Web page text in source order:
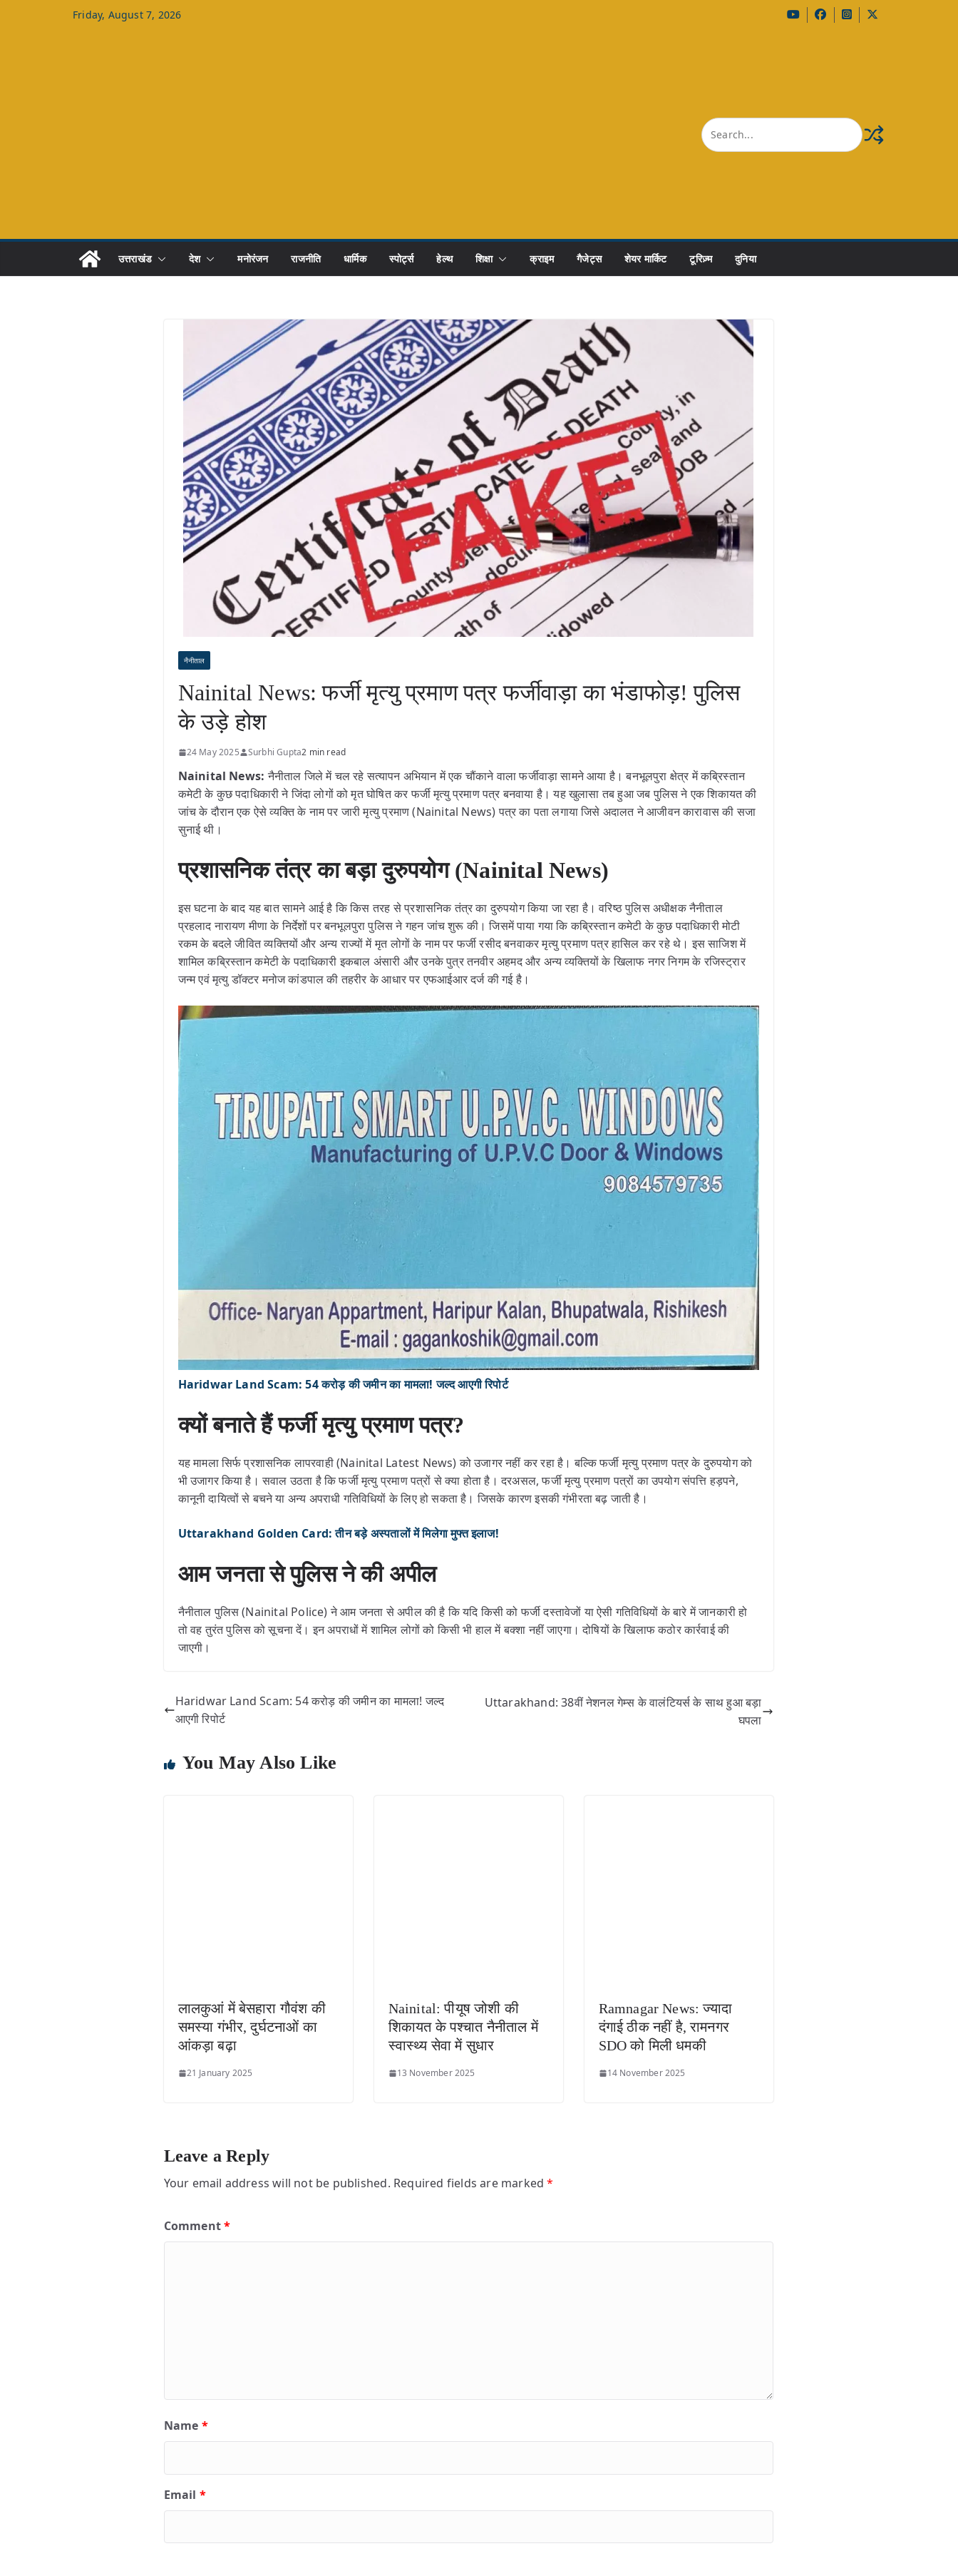
Friday, August 7, 2026
उत्तराखंड देश मनोरंजन राजनीति धार्मिक स्पोर्ट्स हेल्थ शिक्षा क्राइम गैजेट्स शेयर मार्किट टूरिज़्म दुनिया
नैनीताल
Nainital News: फर्जी मृत्यु प्रमाण पत्र फर्जीवाड़ा का भंडाफोड़! पुलिस
के उड़े होश
24 May 2025 Surbhi Gupta2 min read
Nainital News:नैनीताल जिले में चल रहे सत्यापन अभियान में एक चौंकाने वाला फर्जीवाड़ा सामने आया है। बनभूलपुरा क्षेत्र में कब्रिस्तान
कमेटी के कुछ पदाधिकारी ने जिंदा लोगों को मृत घोषित कर फर्जी मृत्यु प्रमाण पत्र बनवाया है। यह खुलासा तब हुआ जब पुलिस ने एक शिकायत की
जांच के दौरान एक ऐसे व्यक्ति के नाम पर जारी मृत्यु प्रमाण (Nainital News) पत्र का पता लगाया जिसे अदालत ने आजीवन कारावास की सजा
सुनाई थी।
प्रशासनिक तंत्र का बड़ा दुरुपयोग (Nainital News)
इस घटना के बाद यह बात सामने आई है कि किस तरह से प्रशासनिक तंत्र का दुरुपयोग किया जा रहा है। वरिष्ठ पुलिस अधीक्षक नैनीताल
प्रहलाद नारायण मीणा के निर्देशों पर बनभूलपुरा पुलिस ने गहन जांच शुरू की। जिसमें पाया गया कि कब्रिस्तान कमेटी के कुछ पदाधिकारी मोटी
रकम के बदले जीवित व्यक्तियों और अन्य राज्यों में मृत लोगों के नाम पर फर्जी रसीद बनवाकर मृत्यु प्रमाण पत्र हासिल कर रहे थे। इस साजिश में
शामिल कब्रिस्तान कमेटी के पदाधिकारी इकबाल अंसारी और उनके पुत्र तनवीर अहमद और अन्य व्यक्तियों के खिलाफ नगर निगम के रजिस्ट्रार
जन्म एवं मृत्यु डॉक्टर मनोज कांडपाल की तहरीर के आधार पर एफआईआर दर्ज की गई है।
Haridwar Land Scam: 54 करोड़ की जमीन का मामला! जल्द आएगी रिपोर्ट
क्यों बनाते हैं फर्जी मृत्यु प्रमाण पत्र?
यह मामला सिर्फ प्रशासनिक लापरवाही (Nainital Latest News) को उजागर नहीं कर रहा है। बल्कि फर्जी मृत्यु प्रमाण पत्र के दुरुपयोग को
भी उजागर किया है। सवाल उठता है कि फर्जी मृत्यु प्रमाण पत्रों से क्या होता है। दरअसल, फर्जी मृत्यु प्रमाण पत्रों का उपयोग संपत्ति हड़पने,
कानूनी दायित्वों से बचने या अन्य अपराधी गतिविधियों के लिए हो सकता है। जिसके कारण इसकी गंभीरता बढ़ जाती है।
Uttarakhand Golden Card: तीन बड़े अस्पतालों में मिलेगा मुफ्त इलाज!
आम जनता से पुलिस ने की अपील
नैनीताल पुलिस (Nainital Police) ने आम जनता से अपील की है कि यदि किसी को फर्जी दस्तावेजों या ऐसी गतिविधियों के बारे में जानकारी हो
तो वह तुरंत पुलिस को सूचना दें। इन अपराधों में शामिल लोगों को किसी भी हाल में बक्शा नहीं जाएगा। दोषियों के खिलाफ कठोर कार्रवाई की
जाएगी।
Haridwar Land Scam: 54 करोड़ की जमीन का मामला! जल्द
आएगी रिपोर्ट
Uttarakhand: 38वीं नेशनल गेम्स के वालंटियर्स के साथ हुआ बड़ा
घपला
You May Also Like
लालकुआं में बेसहारा गौवंश की
समस्या गंभीर, दुर्घटनाओं का
आंकड़ा बढ़ा
21 January 2025
Nainital: पीयूष जोशी की
शिकायत के पश्चात नैनीताल में
स्वास्थ्य सेवा में सुधार
13 November 2025
Ramnagar News: ज्यादा
दंगाई ठीक नहीं है, रामनगर
SDO को मिली धमकी
14 November 2025
Leave a Reply
Your email address will not be published. Required fields are marked*
Comment*
Name *
Email *